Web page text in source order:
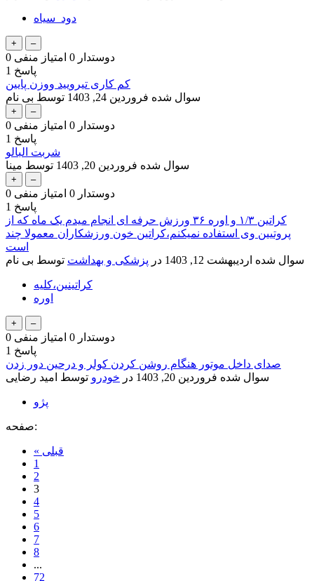
دود_سیاه
0 دوستدار 0 امتیاز منفی
1 پاسخ
کم کاری تیرویید ووزن پایین
سوال شده فروردین 24, 1403 توسط بی نام
0 دوستدار 0 امتیاز منفی
1 پاسخ
شربت البالو
سوال شده فروردین 20, 1403 توسط مینا
0 دوستدار 0 امتیاز منفی
1 پاسخ
کراتین ۱/۳ و اوره ۳۶ ورزش حرفه ای انجام میدم یک ماه که از
پروتیین وی استفاده نمیکنم،کراتین خون ورزشکاران معمولا چند
است
سوال شده اردیبهشت 12, 1403 در پزشکی و بهداشت توسط بی نام
کراتینین،کلیه
اوره
0 دوستدار 0 امتیاز منفی
1 پاسخ
صدای داخل موتور هنگام روشن کردن کولر و درحین دور زدن
سوال شده فروردین 20, 1403 در خودرو توسط امید رضایی
پژو
صفحه:
« قبلی
1
2
3
4
5
6
7
8
...
72